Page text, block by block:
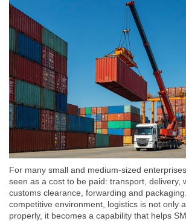
For many small and medium-sized
seen as a cost to be paid: transport, delivery,
customs clearance, forwarding and
competitive environment, logistics is not only
properly, it becomes a capability that helps